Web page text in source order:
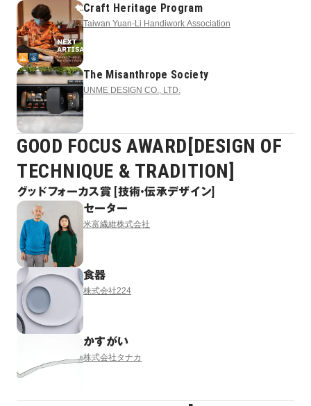
Craft Heritage Program
Taiwan Yuan-Li Handiwork Association
The Misanthrope Society
UNME DESIGN CO., LTD.
GOOD FOCUS AWARD[DESIGN OF
TECHNIQUE & TRADITION]
グッドフォーカス賞 [技術・伝承デザイン]
セーター
米富繊維株式会社
食器
株式会社224
かすがい
株式会社タナカ